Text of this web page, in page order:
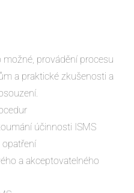
možné, provádění procesu
a praktické zkušenosti a
účinnosti ISMS
a akceptovatelného